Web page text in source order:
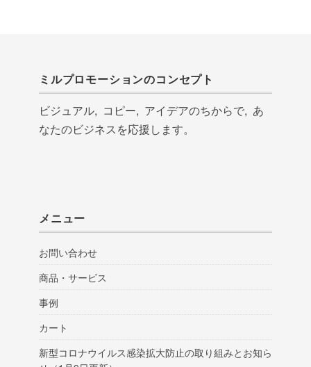
ミルプロモーションのコンセプト
ビジュアル, コピー, アイデアのちからで, あ
なたのビジネスを応援します。
メニュー
お問い合わせ
商品・サービス
事例
カート
新型コロナウイルス感染拡大防止の取り組みとお知ら